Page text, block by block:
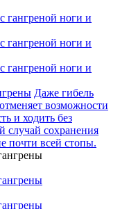
Даже гибель
возможности
и ходить без
случай сохранения
почти всей стопы.